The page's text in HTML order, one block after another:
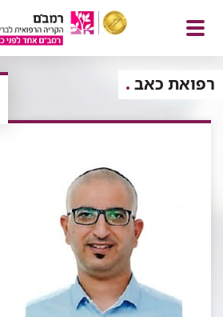
פתח
תפריט
רפואת כאב